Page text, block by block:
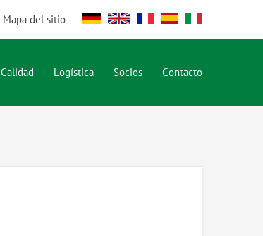
Mapa del sitio
Calidad Logística Socios Contacto